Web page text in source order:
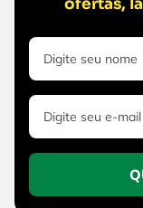
ofertas,